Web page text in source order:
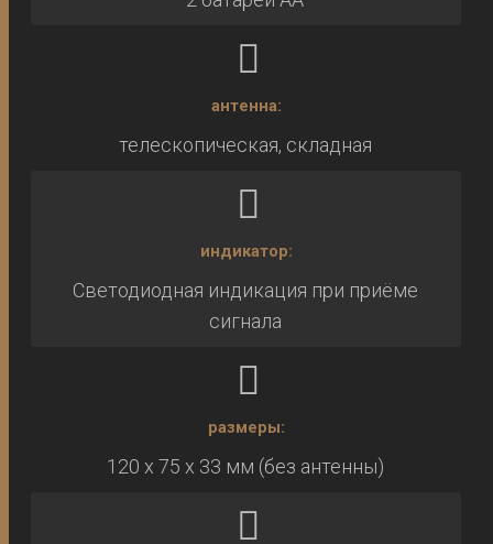
антенна:
телескопическая, складная
индикатор:
Светодиодная индикация при приёме
сигнала
размеры:
120 x 75 x 33 мм (без антенны)